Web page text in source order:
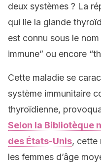
deux systèmes ? La
qui lie la glande
est connu sous le
immune” ou encore
Cette maladie se
système immunitaire
thyroïdienne,
Selon la Bibliotèque
des États-Unis, cette
les femmes d’âge